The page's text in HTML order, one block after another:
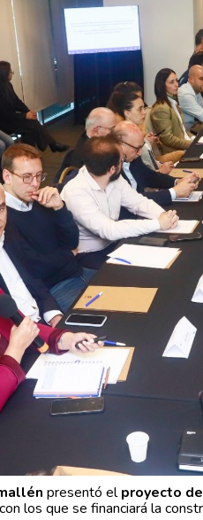
presentó elproyecto
con los que se financiará la